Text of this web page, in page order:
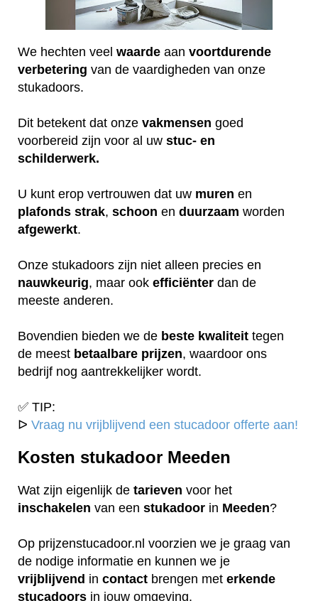
We hechten veel waarde aan voortdurende
verbetering van de vaardigheden van onze
stukadoors.
Dit betekent dat onze vakmensen goed
voorbereid zijn voor al uw stuc- en
schilderwerk.
U kunt erop vertrouwen dat uw muren en
plafonds strak, schoon en duurzaam worden
afgewerkt.
Onze stukadoors zijn niet alleen precies en
nauwkeurig, maar ook efficiënter dan de
meeste anderen.
Bovendien bieden we de beste kwaliteit tegen
de meest betaalbare prijzen, waardoor ons
bedrijf nog aantrekkelijker wordt.
✅ TIP:
ᐅ Vraag nu vrijblijvend een stucadoor offerte aan!
Kosten stukadoor Meeden
Wat zijn eigenlijk de tarieven voor het
inschakelen van een stukadoor in Meeden?
Op prijzenstucadoor.nl voorzien we je graag van
de nodige informatie en kunnen we je
vrijblijvend in contact brengen met erkende
stucadoors in jouw omgeving.